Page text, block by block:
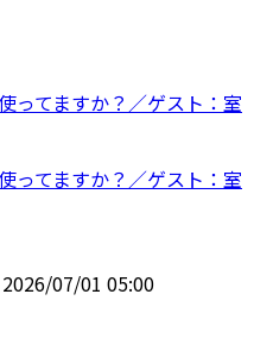
ってますか？／ゲスト：室
ってますか？／ゲスト：室
2026/07/01 05:00